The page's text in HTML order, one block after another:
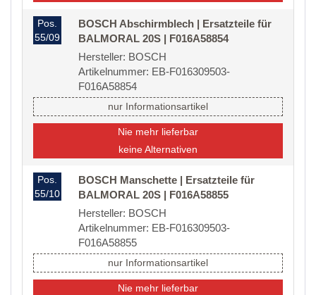
Pos.
55/09
BOSCH Abschirmblech | Ersatzteile für
BALMORAL 20S | F016A58854
Hersteller: BOSCH
Artikelnummer: EB-F016309503-
F016A58854
nur Informationsartikel
Nie mehr lieferbar
keine Alternativen
Pos.
55/10
BOSCH Manschette | Ersatzteile für
BALMORAL 20S | F016A58855
Hersteller: BOSCH
Artikelnummer: EB-F016309503-
F016A58855
nur Informationsartikel
Nie mehr lieferbar